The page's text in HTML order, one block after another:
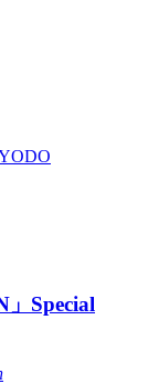
」Special